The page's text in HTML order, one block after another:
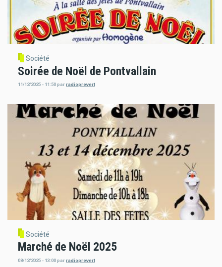
Société
Soirée de Noël de Pontvallain
11/12/2025 - 11:50parradioprevert
Société
Marché de Noël 2025
08/12/2025 - 13:00parradioprevert